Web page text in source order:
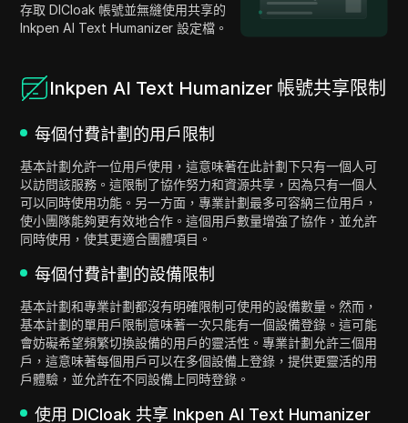
存取 DICloak 帳號並無縫使用共享的
Inkpen AI Text Humanizer 設定檔。
Inkpen AI Text Humanizer 帳號共享限制
每個付費計劃的用戶限制
基本計劃允許一位用戶使用，這意味著在此計劃下只有一個人可
以訪問該服務。這限制了協作努力和資源共享，因為只有一個人
可以同時使用功能。另一方面，專業計劃最多可容納三位用戶，
使小團隊能夠更有效地合作。這個用戶數量增強了協作，並允許
同時使用，使其更適合團體項目。
每個付費計劃的設備限制
基本計劃和專業計劃都沒有明確限制可使用的設備數量。然而，
基本計劃的單用戶限制意味著一次只能有一個設備登錄。這可能
會妨礙希望頻繁切換設備的用戶的靈活性。專業計劃允許三個用
戶，這意味著每個用戶可以在多個設備上登錄，提供更靈活的用
戶體驗，並允許在不同設備上同時登錄。
使用 DICloak 共享 Inkpen AI Text Humanizer